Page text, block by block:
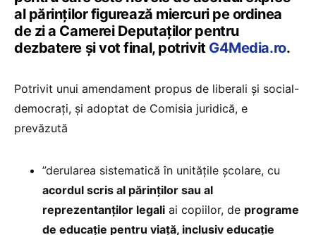
al părinților figurează miercuri pe ordinea
de zi a Camerei Deputaților pentru
dezbatere și vot final, potrivit G4Media.ro.
Potrivit unui amendament propus de liberali și social-
democrați, și adoptat de Comisia juridică, e
prevăzută
”derularea sistematică în unitățile școlare, cu
acordul scris al părinților sau al
reprezentanților legali ai copiilor, de programe
de educație pentru viață, inclusiv educație